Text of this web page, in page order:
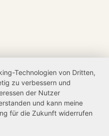
Technologien von Dritten,
zu verbessern und
der Nutzer
und kann meine
für die Zukunft widerrufen